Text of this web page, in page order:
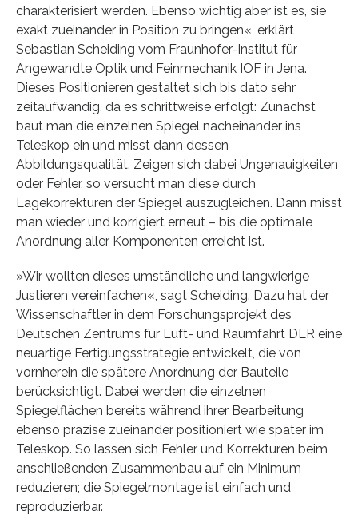
charakterisiert werden. Ebenso wichtig aber ist es, sie
exakt zueinander in Position zu bringen«, erklärt
Sebastian Scheiding vom Fraunhofer-Institut für
Angewandte Optik und Feinmechanik IOF in Jena.
Dieses Positionieren gestaltet sich bis dato sehr
zeitaufwändig, da es schrittweise erfolgt: Zunächst
baut man die einzelnen Spiegel nacheinander ins
Teleskop ein und misst dann dessen
Abbildungsqualität. Zeigen sich dabei Ungenauigkeiten
oder Fehler, so versucht man diese durch
Lagekorrekturen der Spiegel auszugleichen. Dann misst
man wieder und korrigiert erneut – bis die optimale
Anordnung aller Komponenten erreicht ist.
»Wir wollten dieses umständliche und langwierige
Justieren vereinfachen«, sagt Scheiding. Dazu hat der
Wissenschaftler in dem Forschungsprojekt des
Deutschen Zentrums für Luft- und Raumfahrt DLR eine
neuartige Fertigungsstrategie entwickelt, die von
vornherein die spätere Anordnung der Bauteile
berücksichtigt. Dabei werden die einzelnen
Spiegelflächen bereits während ihrer Bearbeitung
ebenso präzise zueinander positioniert wie später im
Teleskop. So lassen sich Fehler und Korrekturen beim
anschließenden Zusammenbau auf ein Minimum
reduzieren; die Spiegelmontage ist einfach und
reproduzierbar.